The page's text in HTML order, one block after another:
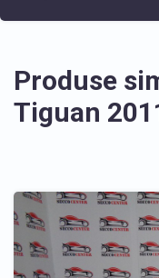
Produse
Tiguan